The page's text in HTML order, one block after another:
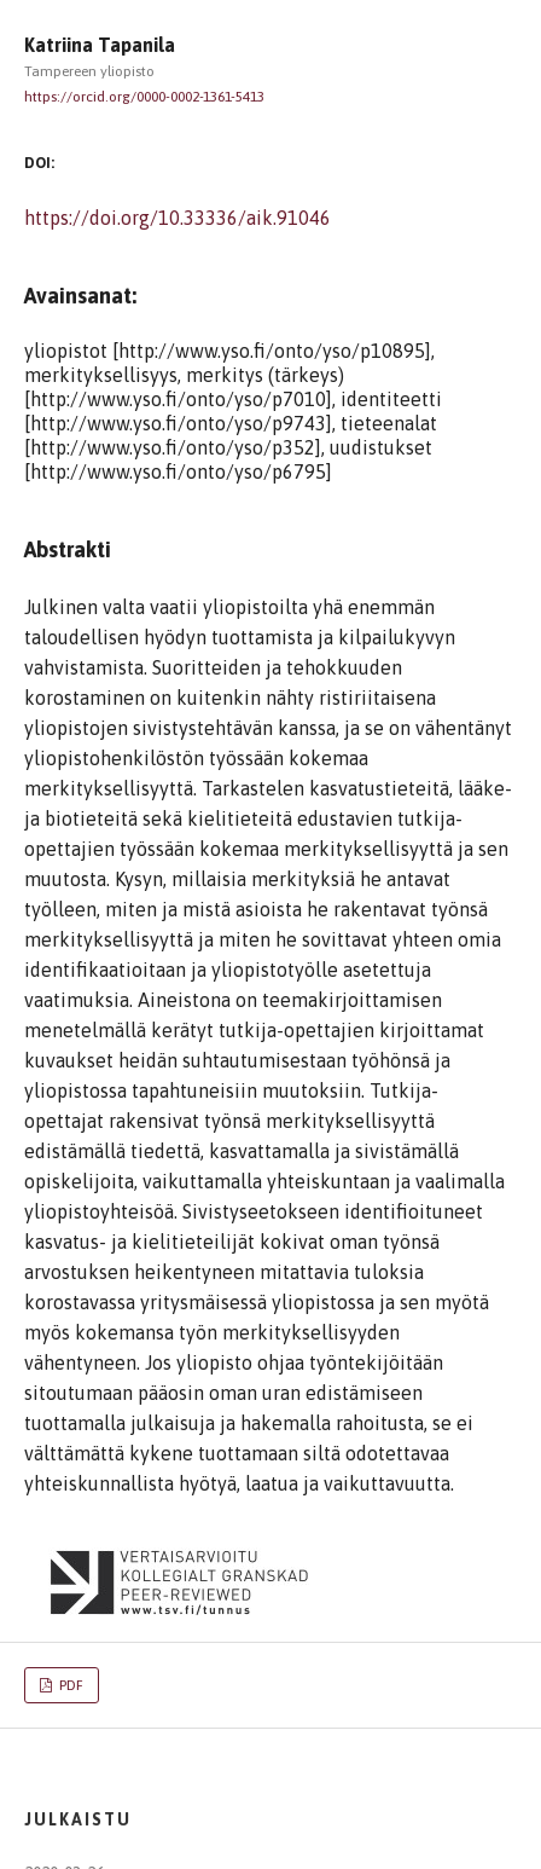
Katriina Tapanila
Tampereen yliopisto
https://orcid.org/0000-0002-1361-5413
DOI:
https://doi.org/10.33336/aik.91046
Avainsanat:
yliopistot [http://www.yso.fi/onto/yso/p10895],
merkityksellisyys, merkitys (tärkeys)
[http://www.yso.fi/onto/yso/p7010], identiteetti
[http://www.yso.fi/onto/yso/p9743], tieteenalat
[http://www.yso.fi/onto/yso/p352], uudistukset
[http://www.yso.fi/onto/yso/p6795]
Abstrakti
Julkinen valta vaatii yliopistoilta yhä enemmän
taloudellisen hyödyn tuottamista ja kilpailukyvyn
vahvistamista. Suoritteiden ja tehokkuuden
korostaminen on kuitenkin nähty ristiriitaisena
yliopistojen sivistystehtävän kanssa, ja se on vähentänyt
yliopistohenkilöstön työssään kokemaa
merkityksellisyyttä. Tarkastelen kasvatustieteitä, lääke-
ja biotieteitä sekä kielitieteitä edustavien tutkija-
opettajien työssään kokemaa merkityksellisyyttä ja sen
muutosta. Kysyn, millaisia merkityksiä he antavat
työlleen, miten ja mistä asioista he rakentavat työnsä
merkityksellisyyttä ja miten he sovittavat yhteen omia
identifikaatioitaan ja yliopistotyölle asetettuja
vaatimuksia. Aineistona on teemakirjoittamisen
menetelmällä kerätyt tutkija-opettajien kirjoittamat
kuvaukset heidän suhtautumisestaan työhönsä ja
yliopistossa tapahtuneisiin muutoksiin. Tutkija-
opettajat rakensivat työnsä merkityksellisyyttä
edistämällä tiedettä, kasvattamalla ja sivistämällä
opiskelijoita, vaikuttamalla yhteiskuntaan ja vaalimalla
yliopistoyhteisöä. Sivistyseetokseen identifioituneet
kasvatus- ja kielitieteilijät kokivat oman työnsä
arvostuksen heikentyneen mitattavia tuloksia
korostavassa yritysmäisessä yliopistossa ja sen myötä
myös kokemansa työn merkityksellisyyden
vähentyneen. Jos yliopisto ohjaa työntekijöitään
sitoutumaan pääosin oman uran edistämiseen
tuottamalla julkaisuja ja hakemalla rahoitusta, se ei
välttämättä kykene tuottamaan siltä odotettavaa
yhteiskunnallista hyötyä, laatua ja vaikuttavuutta.
PDF
JULKAISTU